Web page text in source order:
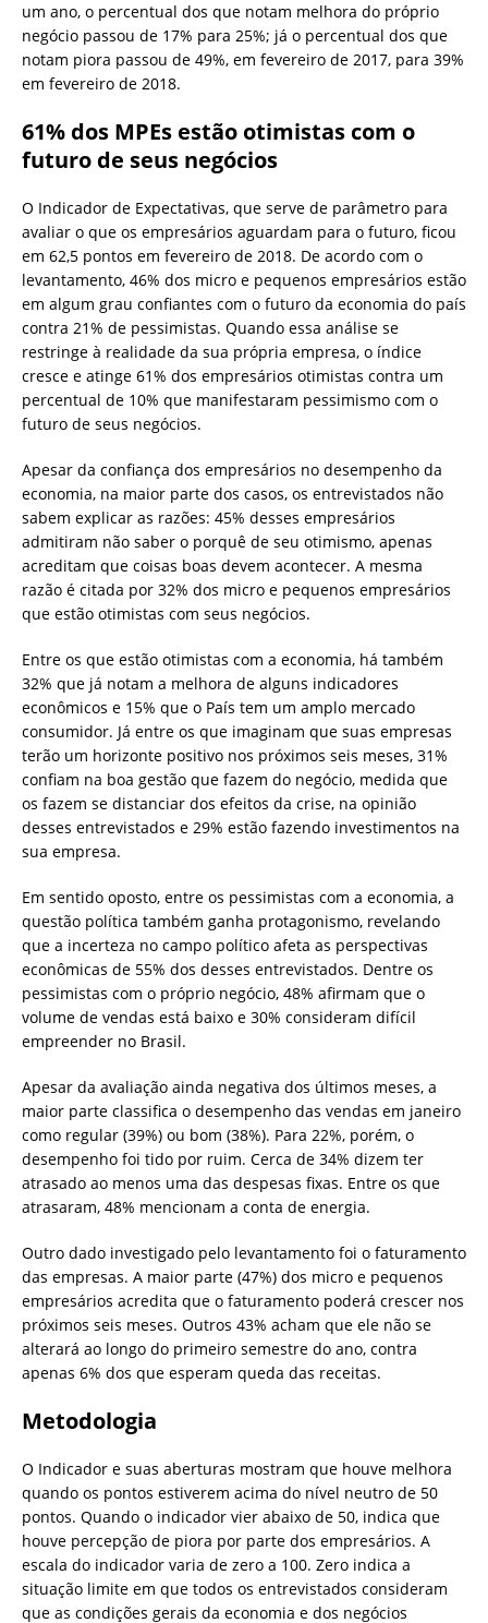
um ano, o percentual dos que notam melhora do próprio
negócio passou de 17% para 25%; já o percentual dos que
notam piora passou de 49%, em fevereiro de 2017, para 39%
em fevereiro de 2018.
61% dos MPEs estão otimistas com o
futuro de seus negócios
O Indicador de Expectativas, que serve de parâmetro para
avaliar o que os empresários aguardam para o futuro, ficou
em 62,5 pontos em fevereiro de 2018. De acordo com o
levantamento, 46% dos micro e pequenos empresários estão
em algum grau confiantes com o futuro da economia do país
contra 21% de pessimistas. Quando essa análise se
restringe à realidade da sua própria empresa, o índice
cresce e atinge 61% dos empresários otimistas contra um
percentual de 10% que manifestaram pessimismo com o
futuro de seus negócios.
Apesar da confiança dos empresários no desempenho da
economia, na maior parte dos casos, os entrevistados não
sabem explicar as razões: 45% desses empresários
admitiram não saber o porquê de seu otimismo, apenas
acreditam que coisas boas devem acontecer. A mesma
razão é citada por 32% dos micro e pequenos empresários
que estão otimistas com seus negócios.
Entre os que estão otimistas com a economia, há também
32% que já notam a melhora de alguns indicadores
econômicos e 15% que o País tem um amplo mercado
consumidor. Já entre os que imaginam que suas empresas
terão um horizonte positivo nos próximos seis meses, 31%
confiam na boa gestão que fazem do negócio, medida que
os fazem se distanciar dos efeitos da crise, na opinião
desses entrevistados e 29% estão fazendo investimentos na
sua empresa.
Em sentido oposto, entre os pessimistas com a economia, a
questão política também ganha protagonismo, revelando
que a incerteza no campo político afeta as perspectivas
econômicas de 55% dos desses entrevistados. Dentre os
pessimistas com o próprio negócio, 48% afirmam que o
volume de vendas está baixo e 30% consideram difícil
empreender no Brasil.
Apesar da avaliação ainda negativa dos últimos meses, a
maior parte classifica o desempenho das vendas em janeiro
como regular (39%) ou bom (38%). Para 22%, porém, o
desempenho foi tido por ruim. Cerca de 34% dizem ter
atrasado ao menos uma das despesas fixas. Entre os que
atrasaram, 48% mencionam a conta de energia.
Outro dado investigado pelo levantamento foi o faturamento
das empresas. A maior parte (47%) dos micro e pequenos
empresários acredita que o faturamento poderá crescer nos
próximos seis meses. Outros 43% acham que ele não se
alterará ao longo do primeiro semestre do ano, contra
apenas 6% dos que esperam queda das receitas.
Metodologia
O Indicador e suas aberturas mostram que houve melhora
quando os pontos estiverem acima do nível neutro de 50
pontos. Quando o indicador vier abaixo de 50, indica que
houve percepção de piora por parte dos empresários. A
escala do indicador varia de zero a 100. Zero indica a
situação limite em que todos os entrevistados consideram
que as condições gerais da economia e dos negócios